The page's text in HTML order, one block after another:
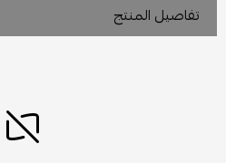
تفاصيل المنتج